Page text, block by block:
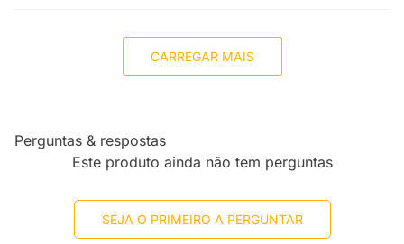
CARREGAR MAIS
Perguntas & respostas
Este produto ainda não tem perguntas
SEJA O PRIMEIRO A PERGUNTAR